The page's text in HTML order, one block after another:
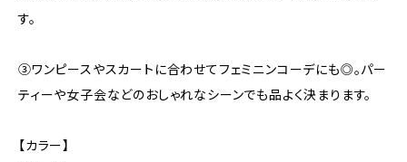
す。
③ワンピースやスカートに合わせてフェミニンコーデにも◎。パー
ティーや女子会などのおしゃれなシーンでも品よく決まります。
【カラー】